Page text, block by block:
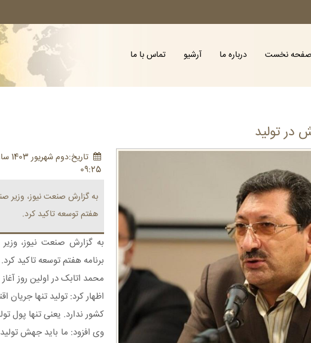
صفحه نخست درباره ما آرشیو تماس با ما
در تولید
09:25
به گزارش صنعت نیوز، وزیر
هفتم توسعه تاکید کرد.
به گزارش صنعت نیوز،
برنامه هفتم توسعه تاکید کرد.
محمد اتابک در اولین روز
اظهار کرد: تولید تنها
کشور ندارد. یعنی تنها پول
وی افزود: ما باید جهش تولید